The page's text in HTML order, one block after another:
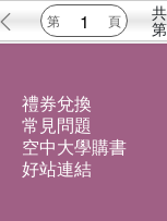
共
第
禮券兌換
常見問題
空中大學購書
好站連結